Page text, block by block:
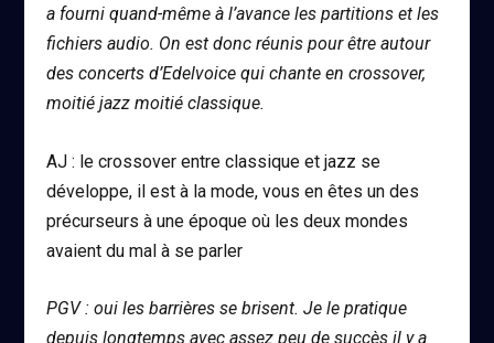
a fourni quand-même à l’avance les partitions et les
fichiers audio. On est donc réunis pour être autour
des concerts d’Edelvoice qui chante en crossover,
moitié jazz moitié classique.
AJ : le crossover entre classique et jazz se
développe, il est à la mode, vous en êtes un des
précurseurs à une époque où les deux mondes
avaient du mal à se parler
PGV : oui les barrières se brisent. Je le pratique
depuis longtemps avec assez peu de succès il y a